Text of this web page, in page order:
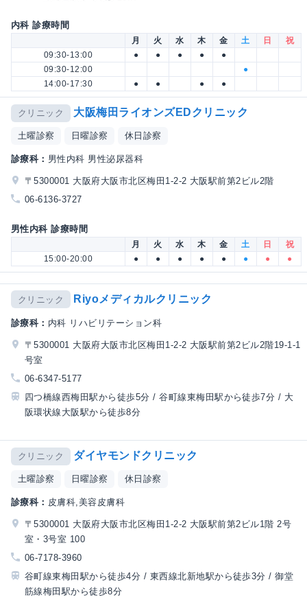
内科 診療時間
月 火 水 木 金 土 日
祝
09:30-13:00
● ● ● ●
●
09:30-12:00
●
14:00-17:30
● ● ● ●
クリニック 大阪梅田ライオンズEDクリニック
土曜診察 日曜診察 休日診察
診療科： 男性内科 男性泌尿器科
〒5300001 大阪府大阪市北区梅田1-2-2 大阪駅前第2ビル2階
06-6136-3727
男性内科 診療時間
月 火 水 木 金 土 日
祝
15:00-20:00
● ● ● ● ● ● ● ●
クリニック Riyoメディカルクリニック
診療科： 内科 リハビリテーション科
〒5300001 大阪府大阪市北区梅田1-2-2 大阪駅前第2ビル2階19-1-1
号室
06-6347-5177
四つ橋線西梅田駅から徒歩5分 / 谷町線東梅田駅から徒歩7分 / 大
阪環状線大阪駅から徒歩8分
クリニック ダイヤモンドクリニック
土曜診察 日曜診察 休日診察
診療科： 皮膚科,美容皮膚科
〒5300001 大阪府大阪市北区梅田1-2-2 大阪駅前第2ビル1階 2号
室・3号室 100
06-7178-3960
谷町線東梅田駅から徒歩4分 / 東西線北新地駅から徒歩3分 / 御堂
筋線梅田駅から徒歩8分